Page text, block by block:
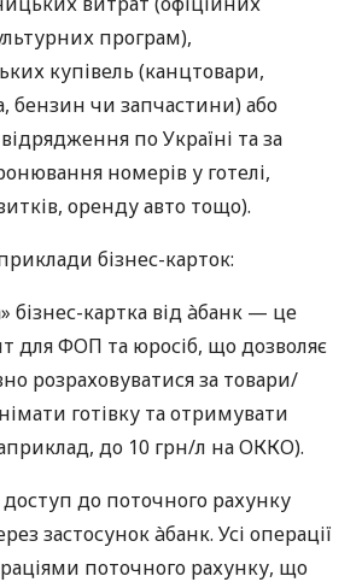
програм),
купівель (канцтовари,
бензин чи запчастини) або
по Україні та за
номерів у готелі,
оренду авто тощо).
бізнес-карток:
бізнес-картка від àбанк — це
для ФОП та юросіб, що дозволяє
розраховуватися за товари/
готівку та отримувати
до 10 грн/л на ОККО).
до поточного рахунку
застосунок àбанк. Усі операції
поточного рахунку, що